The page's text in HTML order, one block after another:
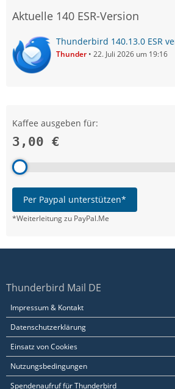
Aktuelle 140 ESR-Version
Thunderbird 140.13.0 ESR
Thunder 22. Juli 2026 um 19:16
Kaffee ausgeben für:
3,00 €
Per Paypal unterstützen*
*Weiterleitung zu PayPal.Me
Thunderbird Mail DE
Impressum & Kontakt
Datenschutzerklärung
Einsatz von Cookies
Nutzungsbedingungen
Spendenaufruf für Thunderbird